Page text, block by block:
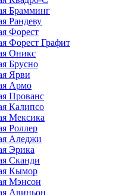
Брамминг
Рандеву
Форест
Форест Графит
Оникс
Брусно
Ярви
Армо
Прованс
Калипсо
Мексика
Роллер
Аледжи
Эрика
Сканди
Кымор
Мэнсон
Авиньон